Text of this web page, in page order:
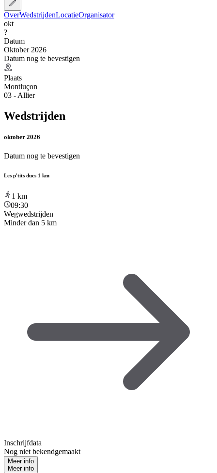
OverWedstrijdenLocatieOrganisator
okt
?
Datum
Oktober 2026
Datum nog te bevestigen
Plaats
Montluçon
03 - Allier
Wedstrijden
oktober 2026
Datum nog te bevestigen
Les p'tits ducs 1 km
1 km
09:30
Wegwedstrijden
Minder dan 5 km
Inschrijfdata
Nog niet bekendgemaakt
Meer info
Meer info